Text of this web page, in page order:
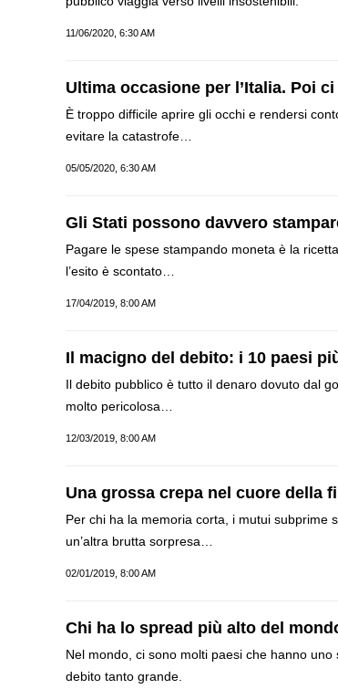
11/06/2020, 6:30 AM
Ultima occasione per l’Italia. Poi
È troppo difficile aprire gli occhi e rendersi
evitare la catastrofe…
05/05/2020, 6:30 AM
Gli Stati possono davvero
Pagare le spese stampando moneta è la
l’esito è scontato…
17/04/2019, 8:00 AM
Il macigno del debito: i 10 paesi
Il debito pubblico è tutto il denaro dovuto dal
molto pericolosa…
12/03/2019, 8:00 AM
Una grossa crepa nel cuore della
Per chi ha la memoria corta, i mutui subprime
un’altra brutta sorpresa…
02/01/2019, 8:00 AM
Chi ha lo spread più alto del
Nel mondo, ci sono molti paesi che hanno
debito tanto grande.